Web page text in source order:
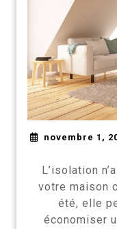
novembre 1,
L’isolation
votre maison
été, elle
économiser